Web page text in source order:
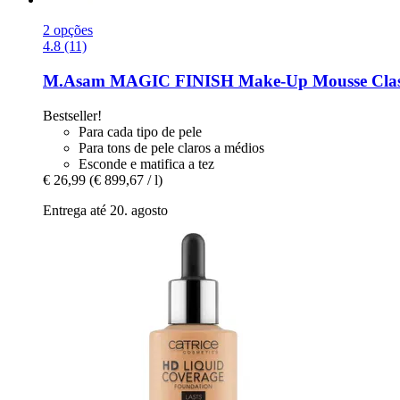
2 opções
4.8 (11)
M.Asam MAGIC FINISH Make-​Up Mousse
Bestseller!
Para cada tipo de pele
Para tons de pele claros a médios
Esconde e matifica a tez
€ 26,99 (€ 899,67 / l)
Entrega até 20. agosto